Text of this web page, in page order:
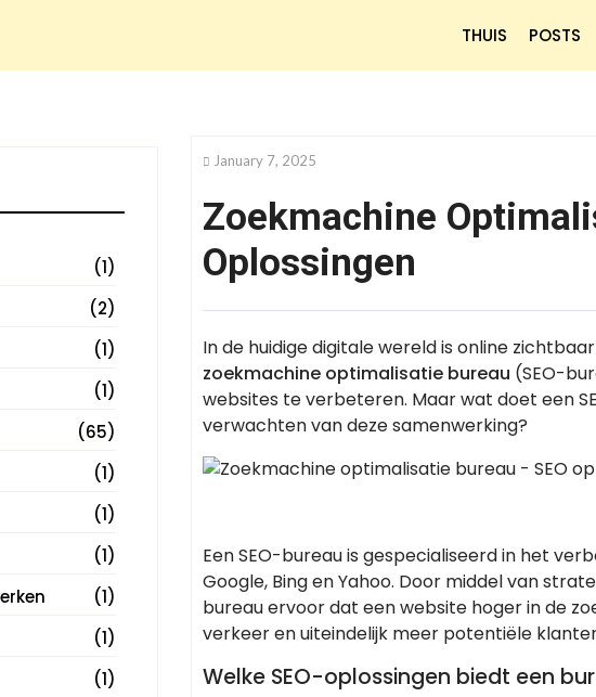
THUIS POSTS
(1)
(2)
(1)
(1)
(65)
(1)
(1)
(1)
(1)
(1)
(1)
January 7, 2025
Zoekmachine
Oplossingen
In de huidige digitale wereld is online
zoekmachine optimalisatie bureau (SEO-
websites te verbeteren. Maar wat doet een
verwachten van deze samenwerking?
Een SEO-bureau is gespecialiseerd in het
Google, Bing en Yahoo. Door middel van
bureau ervoor dat een website hoger in de
verkeer en uiteindelijk meer potentiële
Welke SEO-oplossingen biedt een